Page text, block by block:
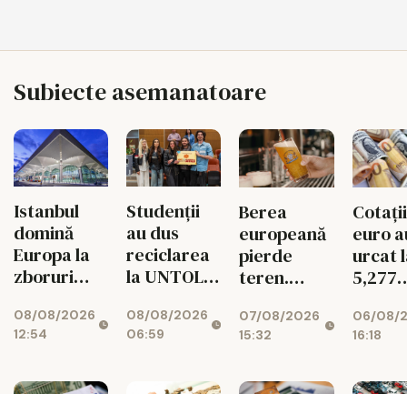
Subiecte asemanatoare
Istanbul
domină
Europa la
zboruri
Unde e
Bucureștiul
08/08/2026
12:54
Studenții
au dus
reciclarea
la UNTOLD
cu
superstiții
08/08/2026
06:59
Berea
europeană
pierde
teren.
UE au
scăzut cu
07/08/2026
15:32
euro
urcat
5,277
06/08/
16:18